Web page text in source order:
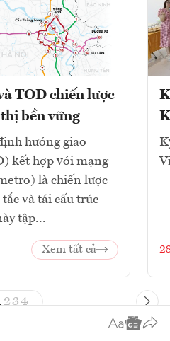
TOD chiến lược
bền vững
hướng giao
kết hợp với mạng
là chiến lược
và tái cấu trúc
tập...
Xem tất cả
23 4